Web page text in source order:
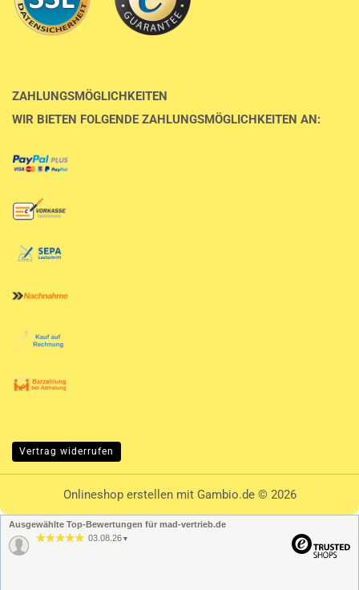
ZAHLUNGSMÖGLICHKEITEN
WIR BIETEN FOLGENDE ZAHLUNGSMÖGLICHKEITEN AN:
Vertrag widerrufen
Onlineshop erstellenmit Gambio.de © 2026
Ausgewählte Top-Bewertungen für mad-vertrieb.de
03.08.26 ▼